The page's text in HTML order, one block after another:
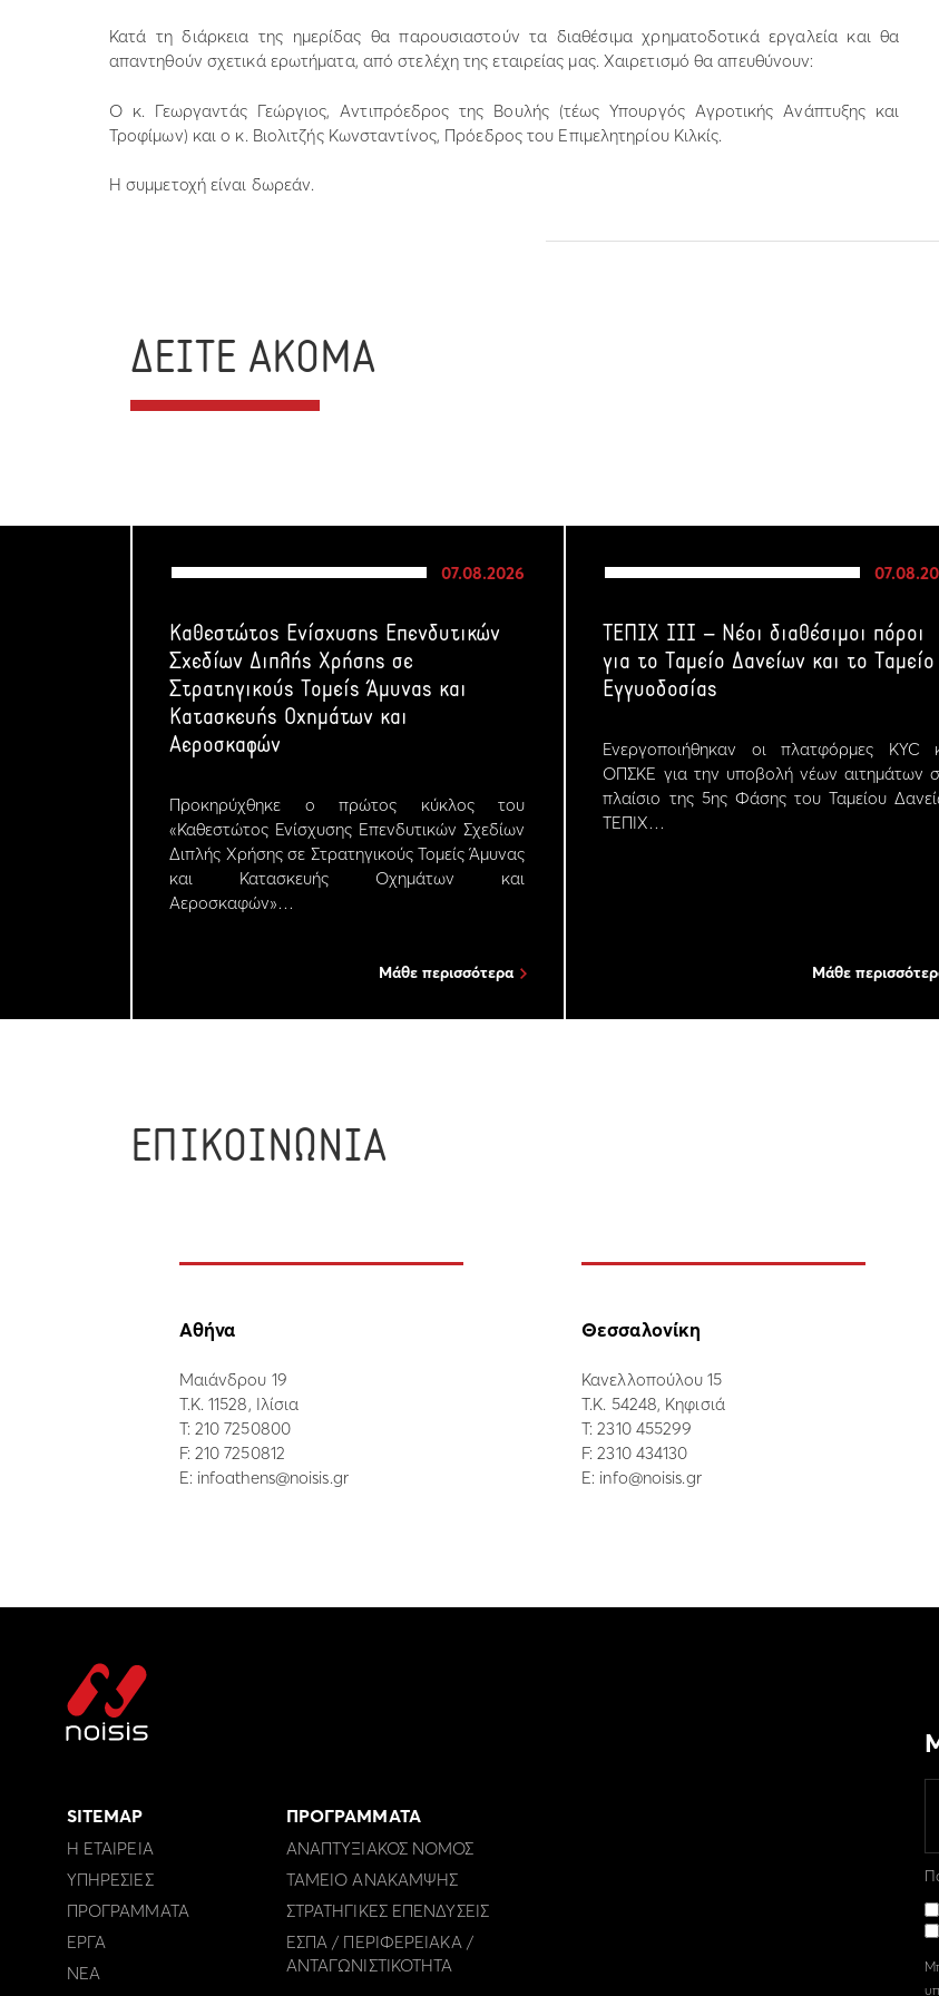
Κατά τη διάρκεια της ημερίδας θα παρουσιαστούν τα διαθέσιμα χρηματοδοτικά εργαλεία και θα
απαντηθούν σχετικά ερωτήματα, από στελέχη της εταιρείας μας. Χαιρετισμό θα απευθύνουν:
Ο κ. Γεωργαντάς Γεώργιος, Αντιπρόεδρος της Βουλής (τέως Υπουργός Αγροτικής Ανάπτυξης και
Τροφίμων) και ο κ. Βιολιτζής Κωνσταντίνος, Πρόεδρος του Επιμελητηρίου Κιλκίς.
Η συμμετοχή είναι δωρεάν.
ΔΕΙΤΕ ΑΚΟΜΑ
07.08.2026
Καθεστώτος Ενίσχυσης Επενδυτικών
Σχεδίων Διπλής Χρήσης σε
Στρατηγικούς Τομείς Άμυνας και
Κατασκευής Οχημάτων και
Αεροσκαφών
Προκηρύχθηκε ο πρώτος κύκλος του
«Καθεστώτος Ενίσχυσης Επενδυτικών Σχεδίων
Διπλής Χρήσης σε Στρατηγικούς Τομείς Άμυνας
και Κατασκευής Οχημάτων και
Αεροσκαφών»…
Μάθε περισσότερα
ΤΕΠΙΧ ΙΙΙ – Νέοι διαθέσιμοι πόροι
για το Ταμείο Δανείων και το Ταμείο
Εγγυοδοσίας
Ενεργοποιήθηκαν οι πλατφόρμες KYC
ΟΠΣΚΕ για την υποβολή νέων αιτημάτων
πλαίσιο της 5ης Φάσης του Ταμείου
ΤΕΠΙΧ…
Μάθε
ΕΠΙΚΟΙΝΩΝΙΑ
Αθήνα
Μαιάνδρου 19
Τ.Κ. 11528, Ιλίσια
Τ: 210 7250800
F: 210 7250812
E: infoathens@noisis.gr
Θεσσαλονίκη
Κανελλοπούλου 15
Τ.Κ. 54248, Κηφισιά
Τ:2310 455299
F: 2310 434130
E: info@noisis.gr
SITEMAP
Η ΕΤΑΙΡΕΙΑ
ΥΠΗΡΕΣΙΕΣ
ΠΡΟΓΡΑΜΜΑΤΑ
ΕΡΓΑ
ΝΕΑ
ΠΡΟΓΡΑΜΜΑΤΑ
ΑΝΑΠΤΥΞΙΑΚΟΣ ΝΟΜΟΣ
ΤΑΜΕΙΟ ΑΝΑΚΑΜΨΗΣ
ΣΤΡΑΤΗΓΙΚΕΣ ΕΠΕΝΔΥΣΕΙΣ
ΕΣΠΑ / ΠΕΡΙΦΕΡΕΙΑΚΑ /
ΑΝΤΑΓΩΝΙΣΤΙΚΟΤΗΤΑ